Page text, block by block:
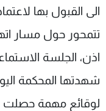
الى القبول بها
تتمحور حول مسار
اذن، الجلسة
شهدتها المحكمة
لوقائع مهمة حصلت